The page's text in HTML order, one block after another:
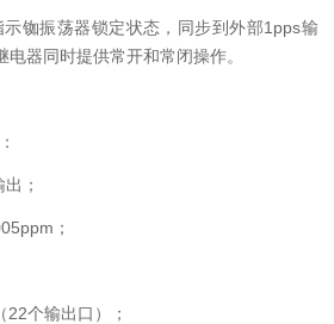
振荡器锁定状态，同步到外部1pps输
电器同时提供常开和常闭操作。
；
；
个输出口）；